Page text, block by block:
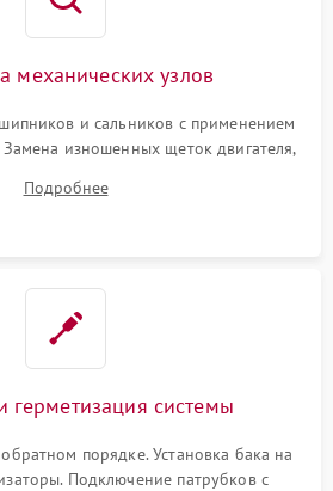
механических узлов
и сальников с применением
Замена изношенных щеток двигателя,
резиновой манжеты.
Подробнее
герметизация системы
порядке. Установка бака на
Подключение патрубков с